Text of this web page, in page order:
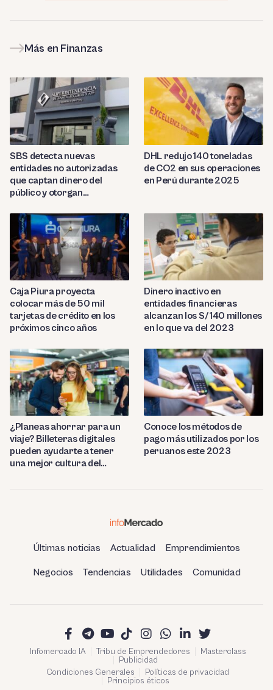
Más en Finanzas
SBS detecta nuevas
entidades no autorizadas
que captan dinero del
público y otorgan
DHL redujo 140 toneladas
de CO2 en sus operaciones
en Perú durante 2025
Caja Piura proyecta
colocar más de 50 mil
tarjetas de crédito en los
próximos cinco años
Dinero inactivo en
entidades financieras
alcanzan los S/ 140 millones
en lo que va del 2023
¿Planeas ahorrar para un
viaje? Billeteras digitales
pueden ayudarte a tener
una mejor cultura del
Conoce los métodos de
pago más utilizados por los
peruanos este 2023
Últimas noticias Actualidad Emprendimientos
Negocios Tendencias Utilidades Comunidad
Infomercado IA Tribu de Emprendedores
Masterclass
Publicidad
Condiciones Generales
Políticas de privacidad
Principios éticos